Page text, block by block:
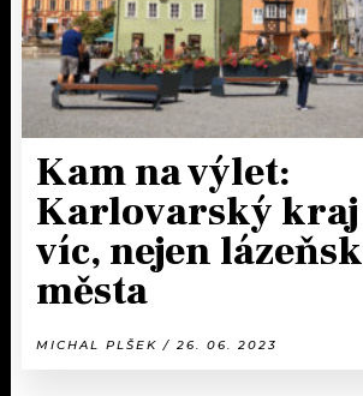
Kam na výlet:
Karlovarský
víc, nejen
města
MICHAL PLŠEK / 26. 06. 2023